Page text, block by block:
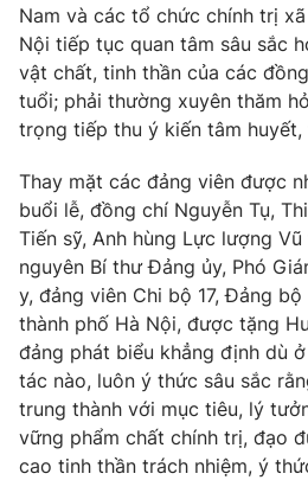
Nam và các tổ chức chính trị
Nội tiếp tục quan tâm sâu sắc
vật chất, tinh thần của các
tuổi; phải thường xuyên thăm
trọng tiếp thu ý kiến tâm huyết,
Thay mặt các đảng viên được
buổi lễ, đồng chí Nguyễn Tụ,
Tiến sỹ, Anh hùng Lực lượng
nguyên Bí thư Đảng ủy, Phó
y, đảng viên Chi bộ 17, Đảng
thành phố Hà Nội, được tặng
đảng phát biểu khẳng định dù
tác nào, luôn ý thức sâu sắc
trung thành với mục tiêu, lý
vững phẩm chất chính trị, đạo
cao tinh thần trách nhiệm, ý